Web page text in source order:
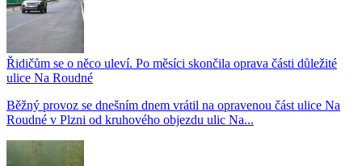
Řidičům se o něco uleví. Po měsíci skončila oprava části důležité
ulice Na Roudné
Běžný provoz se dnešním dnem vrátil na opravenou část ulice Na
Roudné v Plzni od kruhového objezdu ulic Na...